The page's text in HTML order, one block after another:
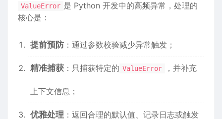
ValueError 是 Python 开发中的高频异常，处理的
核心是：
提前预防 ：通过参数校验减少异常触发；
精准捕获 ：只捕获特定的 ValueError ，并补充
上下文信息；
优雅处理 ：返回合理的默认值、记录日志或触发